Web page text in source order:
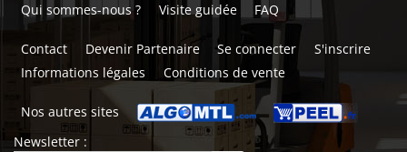
Qui sommes-nous ? Visite guidée FAQ
Contact Devenir Partenaire Se connecter
S'inscrire
Informations légales
Conditions de vente
Nos autres sites
Newsletter :